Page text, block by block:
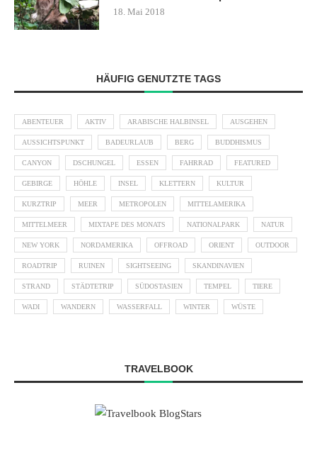
18. Mai 2018
HÄUFIG GENUTZTE TAGS
ABENTEUER AKTIV ARABISCHE HALBINSEL AUSGEHEN
AUSSICHTSPUNKT BADEURLAUB BERG BUDDHISMUS
CANYON DSCHUNGEL ESSEN FAHRRAD FEATURED
GEBIRGE HÖHLE INSEL KLETTERN KULTUR
KURZTRIP MEER METROPOLEN MITTELAMERIKA
MITTELMEER MIXTAPE DES MONATS NATIONALPARK NATUR
NEW YORK NORDAMERIKA OFFROAD ORIENT OUTDOOR
ROADTRIP RUINEN SIGHTSEEING SKANDINAVIEN
STRAND STÄDTETRIP SÜDOSTASIEN TEMPEL TIERE
WADI WANDERN WASSERFALL WINTER WÜSTE
TRAVELBOOK